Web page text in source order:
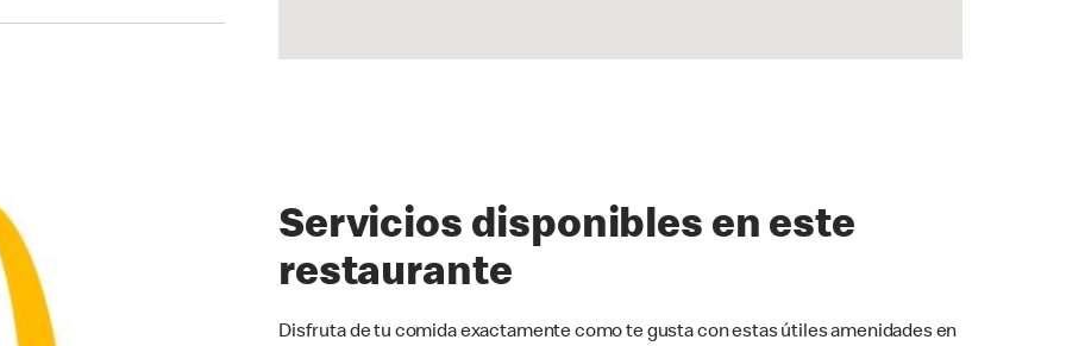
Servicios disponibles en este
restaurante
Disfruta de tu comida exactamente como te gusta con estas útiles amenidades en